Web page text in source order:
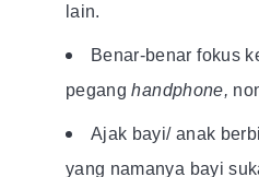
lain.
Benar-benar fokus
peganghandphone,
Ajak bayi/ anak
yang namanya bayi